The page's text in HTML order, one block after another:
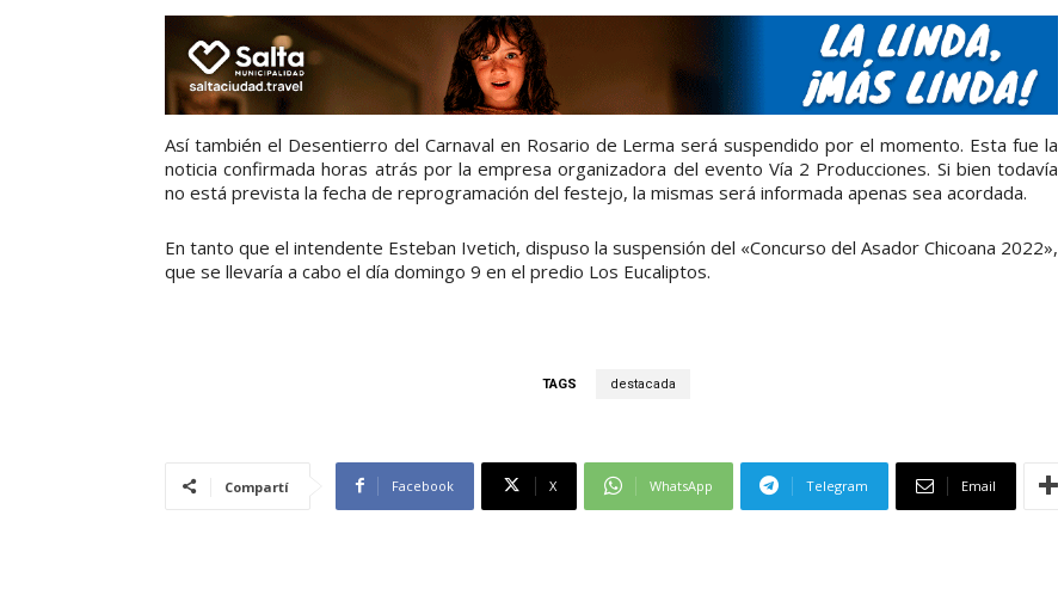
Así también el Desentierro del Carnaval en Rosario de Lerma será suspendido por el momento. Esta fue la
noticia confirmada horas atrás por la empresa organizadora del evento Vía 2 Producciones. Si bien todavía
no está prevista la fecha de reprogramación del festejo, la mismas será informada apenas sea acordada.
En tanto que el intendente Esteban Ivetich, dispuso la suspensión del «Concurso del Asador Chicoana 2022»,
que se llevaría a cabo el día domingo 9 en el predio Los Eucaliptos.
TAGS destacada
Compartí Facebook X WhatsApp Telegram Email